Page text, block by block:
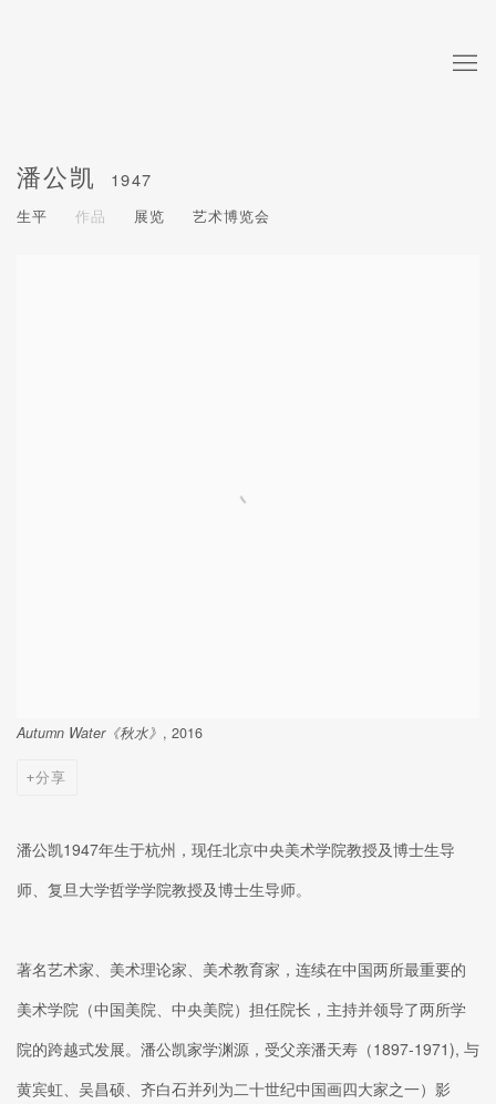
潘公凯 1947
生平 作品 展览 艺术博览会
Autumn Water《秋水》 , 2016
分享
潘公凯1947年生于杭州，现任北京中央美术学院教授及博士生导
师、复旦大学哲学学院教授及博士生导师。
著名艺术家、美术理论家、美术教育家，连续在中国两所最重要的
美术学院（中国美院、中央美院）担任院长，主持并领导了两所学
院的跨越式发展。潘公凯家学渊源，受父亲潘天寿（1897-1971), 与
黄宾虹、吴昌硕、齐白石并列为二十世纪中国画四大家之一）影